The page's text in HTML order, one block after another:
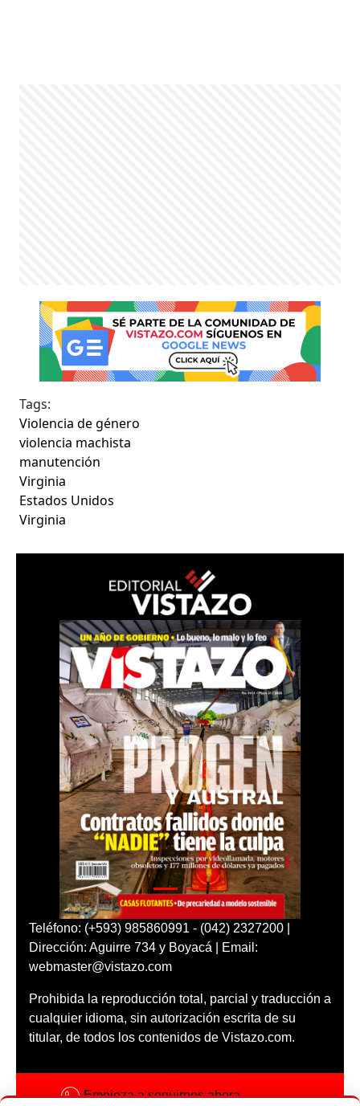
Tags:
Violencia de género
violencia machista
manutención
Virginia
Estados Unidos
Virginia
Teléfono: (+593) 985860991 - (042) 2327200 |
Dirección: Aguirre 734 y Boyacá | Email:
webmaster@vistazo.com
Prohibida la reproducción total, parcial y traducción a
cualquier idioma, sin autorización escrita de su
titular, de todos los contenidos de Vistazo.com.
Empieza a seguirnos ahora